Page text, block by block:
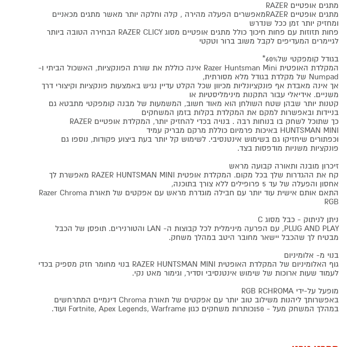
מתגים אופטיים RAZER
מתגים אופטיים RAZERמאפשרים הפעלה מהירה , קלה וחלקה יותר מאשר מתגים מכאניים
ומחזיק יותר זמן ככל שנדרש
פחות תזוזות עם פחות חיכוך כולל מתגים אופטיים מסוג RAZER CLICY הבחירה הטובה ביותר
לגיימרים המעדיפים לקבל משוב ברור וטקטי
בגודל קומפקטי של60%*
המקלדת האופטית Razer Huntsman Mini אינה כוללת את שורת הפונקציות, האשכול הביתי ו-
Numpad של מקלדת בגודל מלא מסורתית,
אך אינה מאבדת אף פונקציונליות מכיוון שכל הקלט עדיין נגיש באמצעות פונקציות וקיצורי דרך
משניים. אידיאלי עבור התקנות מינימליסטיות או
קטנות יותר שבהן שטח השולחן הוא מאוד חשוב, המשמעות של מבנה קומפקטי מתבטא גם
בניידות ובאפשרות למקם את המקלדת בקלות בזמן המשחקים
כך שתוכל לשחק בו בנוחות רבה . בנויה בכדי להחזיק יותר, המקלדת אופטיים RAZER
HUNTSMAN MINI באיכות פרמיום כוללת מרקם מבריק עמיד
וכפתורים שיחזיקו גם בשימוש אינטנסיבי. לשימוש קל יותר בעת ביצוע פקודות, נוספו גם
פונקציות משניות מודפסות בצד.
זיכרון מובנה ותאורה קבועה מראש
קח את ההגדרות שלך בכל מקום. המקלדת אופטית RAZER HUNTSMAN MINI מאפשרת לך
אחסון והפעלה של עד 5 פרופילים ללא צורך בתוכנה,
התאם אותם אישית עוד יותר עם חבילה מוגדרת מראש עם אפקטים של תאורת Razer Chroma
RGB
ניתן לניתוק - כבל מסוג C
PLUG AND PLAY, עם הפרעה מינימלית לכל קבוצות ה- LAN והטורנירים. תופסן של הכבל
מבטיח לך שהכבל יישאר מחובר היטב במהלך משחק.
בנוי מ- אלומיניום
גוף האלומיניום של המקלדת האופטית RAZER HUNTSMAN MINI בנוי מחומר חזק מספיק בכדי
לעמוד שעות ארוכות של שימוש אינטנסיבי וסדיר, וגימור מאט נקי.
מופעל על-ידי RGB RCHROMA
באפשרותך ליהנות משילוב טוב יותר עם אפקטים של תאורת Chroma דינמיים המתרחשים
במהלך המשחק מעל - 150כותרות משחקים כגון Fortnite, Apex Legends, Warframe ועוד.